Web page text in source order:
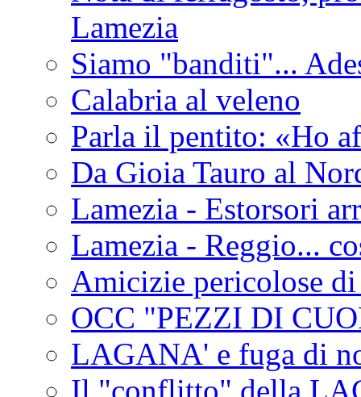
Lamezia
Siamo "banditi"...
Calabria al veleno
Parla il pentito: «Ho
Da Gioia Tauro al
Lamezia - Estorsori
Lamezia - Reggio...
Amicizie pericolose
OCC "PEZZI DI
LAGANA' e fuga di
Il "conflitto" della